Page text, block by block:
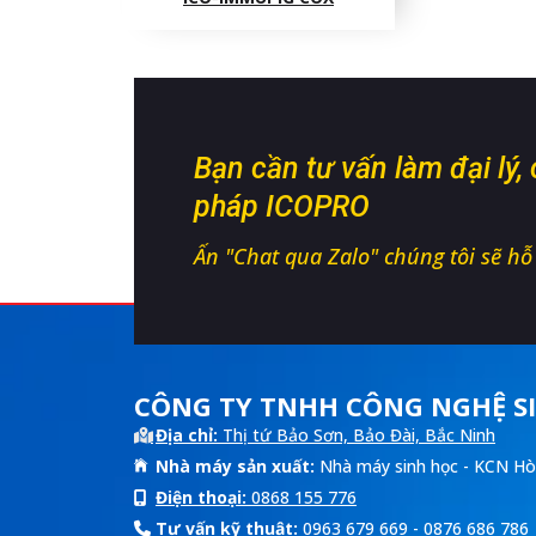
Bạn cần tư vấn làm đại lý,
pháp ICOPRO
Ấn "Chat qua Zalo" chúng tôi sẽ
CÔNG TY TNHH CÔNG NGHỆ
Địa chỉ: Thị tứ Bảo Sơn, Bảo Đài, Bắc Ninh
Nhà máy sản xuất: Nhà máy sinh học - KCN
Điện thoại: 0868 155 776
Tư vấn kỹ thuật: 0963 679 669 - 0876 686 786